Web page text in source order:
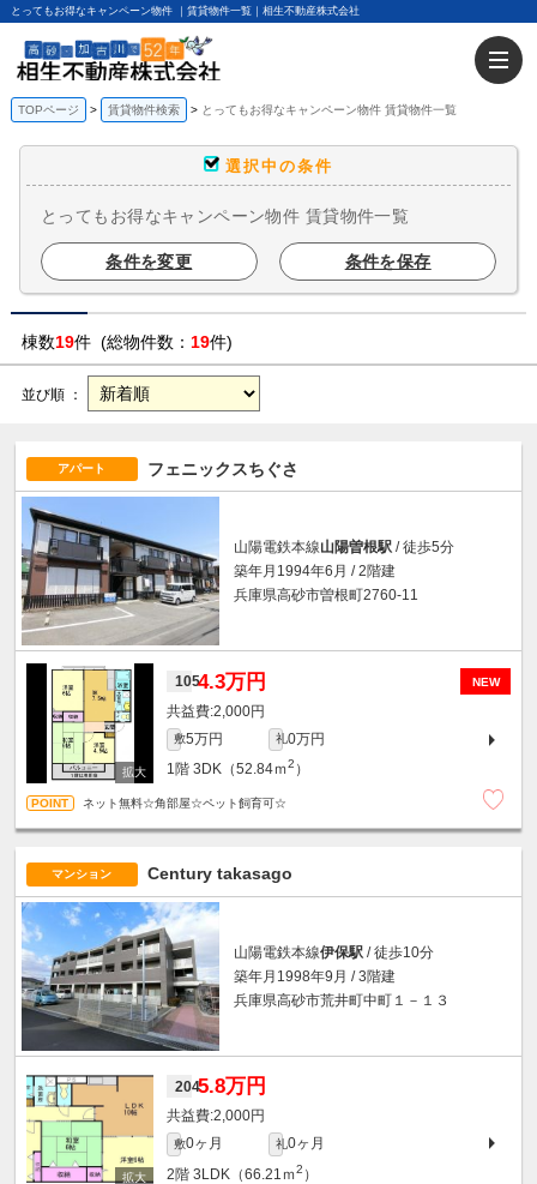
とってもお得なキャンペーン物件 ｜賃貸物件一覧｜相生不動産株式会社
TOPページ 賃貸物件検索 とってもお得なキャンペーン物件 賃貸物件一覧
選択中の条件
とってもお得なキャンペーン物件 賃貸物件一覧
条件を変更 条件を保存
棟数19件 (総物件数： 19件)
並び順 ：
アパート フェニックスちぐさ
山陽電鉄本線山陽曽根駅 / 徒歩5分
築年月1994年6月 / 2階建
兵庫県高砂市曽根町2760-11
NEW
1054.3万円
2,000円
敷5万円 礼0万円
1階 3DK（52.84ｍ2 ）
ネット無料☆角部屋☆ペット飼育可☆
マンション Century takasago
山陽電鉄本線伊保駅 / 徒歩10分
築年月1998年9月 / 3階建
兵庫県高砂市荒井町中町１－１３
2045.8万円
2,000円
敷0ヶ月 礼0ヶ月
2階 3LDK（66.21ｍ2 ）